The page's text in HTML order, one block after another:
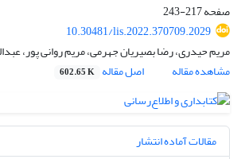
صفحه217-243
10.30481/lis.2022.370709.2029
مریم حیدری، رضا بصیریان جهرمی، مریم روانی پور،
مشاهده مقاله
اصل مقاله 602.65 K
مقالات آماده انتشار